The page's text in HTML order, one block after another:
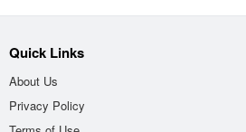
Quick Links
About Us
Privacy Policy